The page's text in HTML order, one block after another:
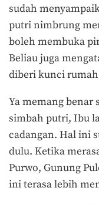
sudah
putri nimbrung
boleh membuka
Beliau juga
diberi kunci
Ya memang benar
simbah putri, Ibu
cadangan. Hal ini
dulu. Ketika
Purwo, Gunung
ini terasa lebih